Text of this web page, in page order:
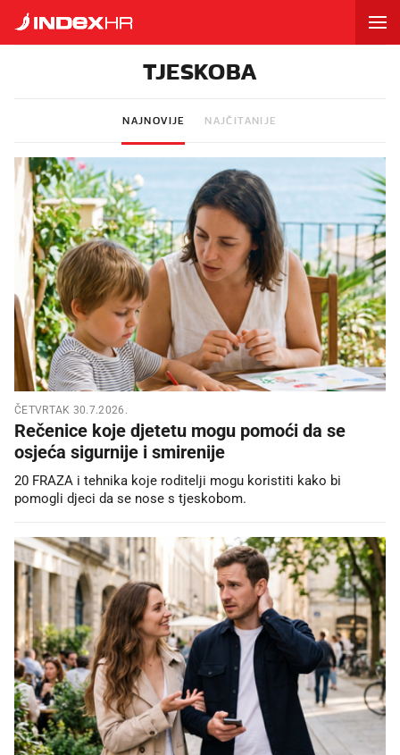
TJESKOBA
NAJNOVIJE NAJČITANIJE
ČETVRTAK 30.7.2026.
Rečenice koje djetetu mogu pomoći da se
osjeća sigurnije i smirenije
20 FRAZA i tehnika koje roditelji mogu koristiti kako bi
pomogli djeci da se nose s tjeskobom.